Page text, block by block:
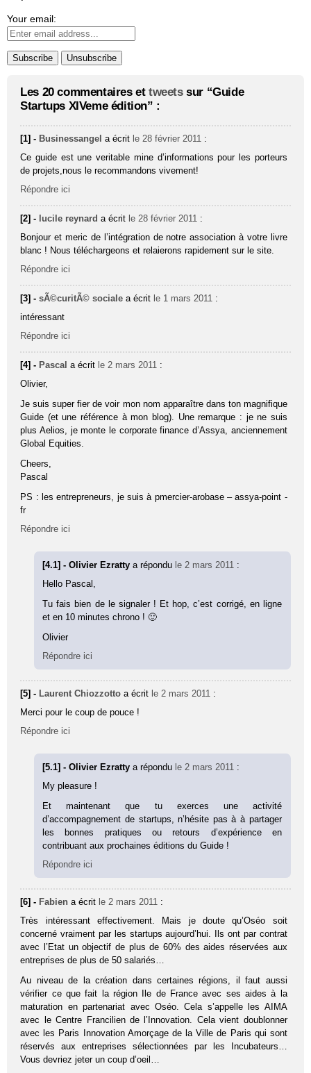
Your email:
Les 20 commentaires et tweetssur “Guide
Startups XIVeme édition” :
[1] - Businessangel a écrit le 28 février 2011 :
Ce guide est une veritable mine d’informations pour les porteurs
de projets,nous le recommandons vivement!
Répondre ici
[2] - lucile reynard a écrit le 28 février 2011 :
Bonjour et meric de l’intégration de notre association à votre livre
blanc ! Nous téléchargeons et relaierons rapidement sur le site.
Répondre ici
[3] -sÃ©curitÃ© sociale a écrit le 1 mars 2011 :
intéressant
Répondre ici
[4] - Pascal a écrit le 2 mars 2011 :
Olivier,
Je suis super fier de voir mon nom apparaître dans ton magnifique
Guide (et une référence à mon blog). Une remarque : je ne suis
plus Aelios, je monte le corporate finance d’Assya, anciennement
Global Equities.
Cheers,
Pascal
PS : les entrepreneurs, je suis à pmercier-arobase – assya-point -
fr
Répondre ici
[4.1] - Olivier Ezrattya répondu le 2 mars 2011 :
Hello Pascal,
Tu fais bien de le signaler ! Et hop, c’est corrigé, en ligne
et en 10 minutes chrono ! 🙂
Olivier
Répondre ici
[5] - Laurent Chiozzotto a écrit le 2 mars 2011 :
Merci pour le coup de pouce !
Répondre ici
[5.1] - Olivier Ezrattya répondu le 2 mars 2011 :
My pleasure !
Et maintenant que tu exerces une activité
d’accompagnement de startups, n’hésite pas à à partager
les bonnes pratiques ou retours d’expérience en
contribuant aux prochaines éditions du Guide !
Répondre ici
[6] - Fabien a écrit le 2 mars 2011 :
Très intéressant effectivement. Mais je doute qu’Oséo soit
concerné vraiment par les startups aujourd’hui. Ils ont par contrat
avec l’Etat un objectif de plus de 60% des aides réservées aux
entreprises de plus de 50 salariés…
Au niveau de la création dans certaines régions, il faut aussi
vérifier ce que fait la région Ile de France avec ses aides à la
maturation en partenariat avec Oséo. Cela s’appelle les AIMA
avec le Centre Francilien de l’Innovation. Cela vient doublonner
avec les Paris Innovation Amorçage de la Ville de Paris qui sont
réservés aux entreprises sélectionnées par les Incubateurs…
Vous devriez jeter un coup d’oeil…